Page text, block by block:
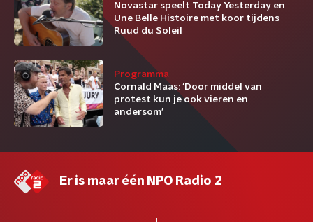
Novastar speelt Today Yesterday en
Une Belle Histoire met koor tijdens
Ruud du Soleil
Programma
Cornald Maas: ‘Door middel van
protest kun je ook vieren en
andersom’
Er is maar één NPO Radio 2